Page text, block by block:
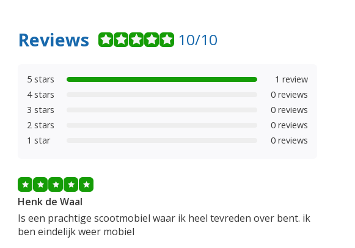
Reviews 10/10
5 stars
1 review
4 stars
0 reviews
3 stars
0 reviews
2 stars
0 reviews
1 star
0 reviews
Henk de Waal
Is een prachtige scootmobiel waar ik heel tevreden over bent. ik
ben eindelijk weer mobiel